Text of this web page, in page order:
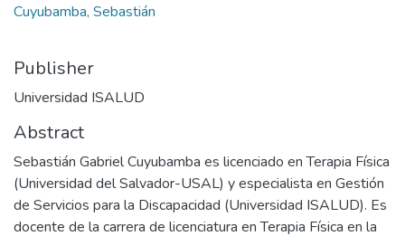
Cuyubamba, Sebastián
Publisher
Universidad ISALUD
Abstract
Sebastián Gabriel Cuyubamba es licenciado en Terapia Física
(Universidad del Salvador-USAL) y especialista en Gestión
de Servicios para la Discapacidad (Universidad ISALUD). Es
docente de la carrera de licenciatura en Terapia Física en la